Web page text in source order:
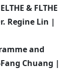
& FLTHE
Regine Lin |
and
Chuang |